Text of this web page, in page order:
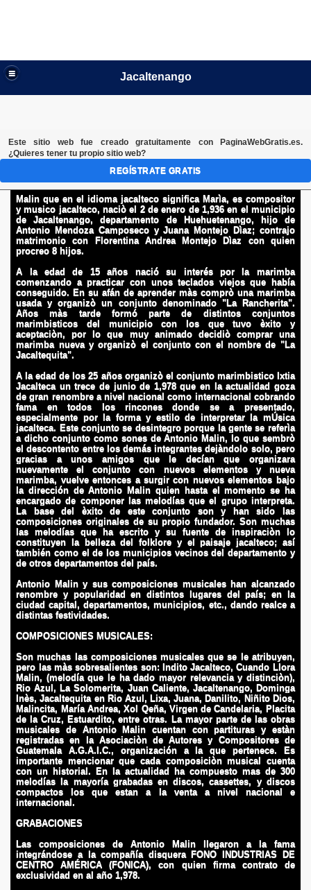
Jacaltenango
BIOGRAFIA ANTONIO MARCELINO MENDOZA MONTEJO
Malin que en el idioma jacalteco significa Marìa, es compositor
y musico jacalteco, naciò el 2 de enero de 1,936 en el municipio
de Jacaltenango, departamento de Huehuetenango, hijo de
Antonio Mendoza Camposeco y Juana Montejo Dìaz; contrajo
matrimonio con Florentina Andrea Montejo Dìaz con quien
procreo 8 hijos.
A la edad de 15 años nació su interés por la marimba
comenzando a practicar con unos teclados viejos que había
conseguido. En su afán de aprender màs comprò una marimba
usada y organizò un conjunto denominado "La Rancherita".
Años màs tarde formó parte de distintos conjuntos
marimbisticos del municipio con los que tuvo èxito y
aceptaciòn, por lo que muy animado decidiò comprar una
marimba nueva y organizò el conjunto con el nombre de "La
Jacaltequita".
A la edad de los 25 años organizò el conjunto marimbistico Ixtia
Jacalteca un trece de junio de 1,978 que en la actualidad goza
de gran renombre a nivel nacional como internacional cobrando
fama en todos los rincones donde se a presentado,
especialmente por la forma y estilo de interpretar la mÚsica
jacalteca. Este conjunto se desintegro porque la gente se referìa
a dicho conjunto como sones de Antonio Malin, lo que sembrò
el descontento entre los demás integrantes dejàndolo solo, pero
gracias a unos amigos que le decían que organizara
nuevamente el conjunto con nuevos elementos y nueva
marimba, vuelve entonces a surgir con nuevos elementos bajo
la dirección de Antonio Malin quien hasta el momento se ha
encargado de componer las melodías que el grupo interpreta.
La base del èxito de este conjunto son y han sido las
composiciones originales de su propio fundador. Son muchas
las melodías que ha escrito y su fuente de inspiraciòn lo
constituyen la belleza del folklore y el paisaje jacalteco; así
también como el de los municipios vecinos del departamento y
de otros departamentos del país.
Antonio Malin y sus composiciones musicales han alcanzado
renombre y popularidad en distintos lugares del país; en la
ciudad capital, departamentos, municipios, etc., dando realce a
distintas festividades.
COMPOSICIONES MUSICALES:
Son muchas las composiciones musicales que se le atribuyen,
pero las màs sobresalientes son: Indito Jacalteco, Cuando Llora
Malin, (melodía que le ha dado mayor relevancia y distinciòn),
Rio Azul, La Solomerita, Juan Caliente, Jacaltenango, Dominga
Inès, Jacaltequita en Rio Azul, Lixa, Juana, Danilito, Niñito Dios,
Malincita, María Andrea, Xol Qeña, Virgen de Candelaria, Placita
de la Cruz, Estuardito, entre otras. La mayor parte de las obras
musicales de Antonio Malin cuentan con partituras y estàn
registradas en la Asociaciòn de Autores y Compositores de
Guatemala A.G.A.I.C., organización a la que pertenece. Es
importante mencionar que cada composiciòn musical cuenta
con un historial. En la actualidad ha compuesto mas de 300
melodías la mayoría grabadas en discos, cassettes, y discos
compactos los que estan a la venta a nivel nacional e
internacional.
GRABACIONES
Las composiciones de Antonio Malin llegaron a la fama
integrándose a la compañía disquera FONO INDUSTRIAS DE
CENTRO AMÉRICA (FONICA), con quien firma contrato de
exclusividad en al año 1,978.
Este sitio web fue creado gratuitamente con PaginaWebGratis.es.
¿Quieres tener tu propio sitio web?
REGÍSTRATE GRATIS